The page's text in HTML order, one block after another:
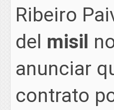
Ribeiro
del misil
anunciar
contrato